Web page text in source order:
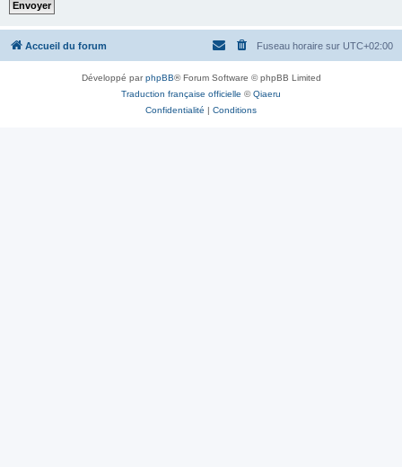
Accueil du forum Fuseau horaire sur UTC+02:00
Développé parphpBB® Forum Software © phpBB Limited
Traduction française officielle ©Qiaeru
Confidentialité
Conditions